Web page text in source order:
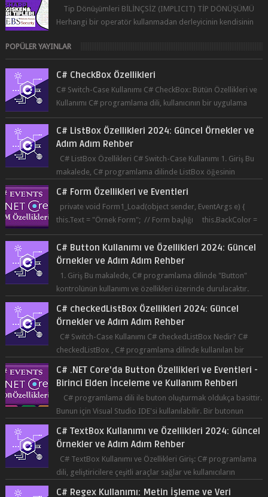
Tip Dönüşümleri BİLİNÇSİZ (IMPLICIT) TİP DÖNÜŞÜMÜ
Herhangi bir operatör kullanmadan derleyicinin kendisinin
POPÜLER YAYINLAR
C# CheckBox Özellikleri
C# Switch-Case Kullanımı C# CheckBox: Bütün Özellikleri ve
Kullanımı C# programlama dili, kullanıcının bir uygulama
üzerinde seçim yapma...
C# ListBox Özellikleri 2024: Güncel Örnekler ve
Adım Adım Rehber
C# ListBox Özellikleri C# Switch-Case Kullanımı 1. Giriş Bu
makalede, C# programlama dilinde ListBox öğesinin
C# Form Özellikleri ve Eventleri
private void Form1_Load(object sender, EventArgs e) {
this.Text = "Örnek Form"; // Form başlığı this.BackColor =
Co...
C# Button Kullanımı ve Özellikleri 2024: Güncel
Örnekler ve Adım Adım Rehber
1. Giriş Bu makalede, C# programlama dilinde "Button"
kontrolünün kullanımı ve özellikleri üzerinde durulacaktır.
C# checkedListBox Özellikleri 2024: Güncel
Örnekler ve Adım Adım Rehber
C# Switch-Case Kullanımı C# checkedListBox Nedir? C#
checkedListBox , C# programlama dilinde kullanılan bir
C# .NET Core'da Button Özellikleri ve Eventleri -
Birinci Elden İnceleme ve Kullanım Rehberi
C# programlama dili ile buton oluşturmak oldukça basittir.
Bunun için Visual Studio IDE'si kullanılabilir. Bir butonun
C# TextBox Kullanımı ve Özellikleri 2024: Güncel
Örnekler ve Adım Adım Rehber
C# TextBox Kullanımı ve Özellikleri Giriş: C# programlama
dili, geliştiricilere çeşitli araçlar sağlar ve kullanıcıların
C# Regex Kullanımı: Metin İşleme ve Veri